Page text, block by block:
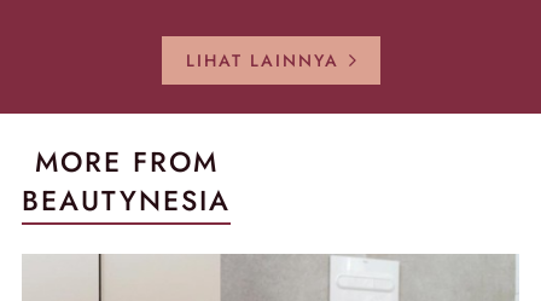
LIHAT LAINNYA
MORE FROM
BEAUTYNESIA